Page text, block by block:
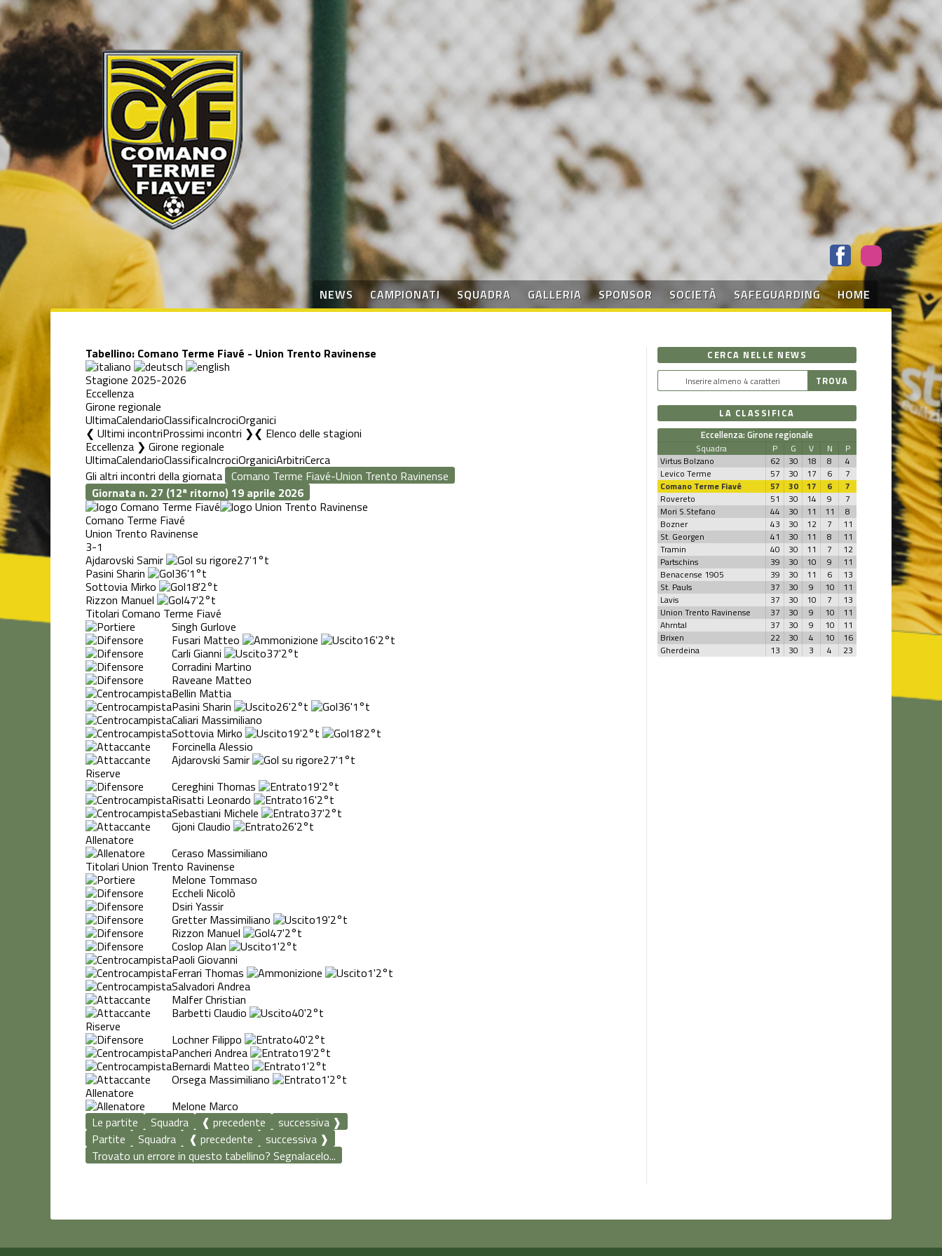
NEWS CAMPIONATI SQUADRA GALLERIA SPONSOR SOCIETÀ SAFEGUARDING HOME
Tabellino: Comano Terme Fiavé - Union Trento Ravinense
Stagione 2025-2026
Eccellenza
Girone regionale
UltimaCalendarioClassificaIncrociOrganici
❮ Ultimi incontriProssimi incontri ❯ Elenco delle stagioni
Eccellenza ❯ Girone regionale
UltimaCalendarioClassificaIncrociOrganiciArbitriCerca
Gli altri incontri della giornata
Giornata n. 27 (12ª ritorno) 19 aprile 2026
Comano Terme Fiavé
Union Trento Ravinense
3-1
Ajdarovski Samir 27'1°t
Pasini Sharin 36'1°t
Sottovia Mirko 18'2°t
Rizzon Manuel 47'2°t
Titolari Comano Terme Fiavé
Singh Gurlove
Fusari Matteo 16'2°t
Carli Gianni 37'2°t
Corradini Martino
Raveane Matteo
Bellin Mattia
Pasini Sharin 26'2°t 36'1°t
Caliari Massimiliano
Sottovia Mirko 19'2°t 18'2°t
Forcinella Alessio
Ajdarovski Samir 27'1°t
Riserve
Cereghini Thomas 19'2°t
Risatti Leonardo 16'2°t
Sebastiani Michele 37'2°t
Gjoni Claudio 26'2°t
Allenatore
Ceraso Massimiliano
Titolari Union Trento Ravinense
Melone Tommaso
Eccheli Nicolò
Dsiri Yassir
Gretter Massimiliano 19'2°t
Rizzon Manuel 47'2°t
Coslop Alan 1'2°t
Paoli Giovanni
Ferrari Thomas 1'2°t
Salvadori Andrea
Malfer Christian
Barbetti Claudio 40'2°t
Riserve
Lochner Filippo 40'2°t
Pancheri Andrea 19'2°t
Bernardi Matteo 1'2°t
Orsega Massimiliano 1'2°t
Allenatore
Melone Marco
Le partite
Squadra ❰ precedente
successiva ❱
Partite
Squadra ❰ precedente
successiva ❱
Trovato un errore in questo tabellino? Segnalacelo...
CERCA NELLE NEWS
LA CLASSIFICA
Eccellenza: Girone regionale
Squadra P G V N
P
Virtus Bolzano
62 30 18 8
4
Levico Terme
57 30 17 6
7
Comano Terme Fiavé
57 30 17 6
7
Rovereto
51 30 14 9
7
Mori S.Stefano
44 30 11 11
8
Bozner
43 30 12 7
11
St. Georgen
41 30 11 8
11
Tramin
40 30 11 7
12
Partschins
39 30 10 9
11
Benacense 1905
39 30 11 6
13
St. Pauls
37 30 9 10
11
Lavis
37 30 10 7
13
Union Trento Ravinense
37 30 9 10
11
Ahrntal
37 30 9 10
11
Brixen
22 30 4 10
16
Gherdeina
13 30 3 4 23